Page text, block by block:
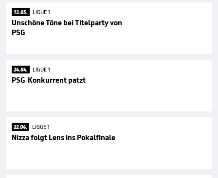
13.05. LIGUE 1
Unschöne Töne bei Titelparty von
PSG
24.04. LIGUE 1
PSG-Konkurrent patzt
22.04. LIGUE 1
Nizza folgt Lens ins Pokalfinale